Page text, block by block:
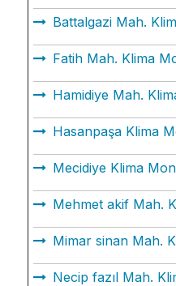
Battalgazi Mah.
Fatih Mah. Klima
Hamidiye Mah.
Hasanpaşa Klima
Mecidiye Klima
Mehmet akif Mah.
Mimar sinan Mah.
Necip fazıl Mah.